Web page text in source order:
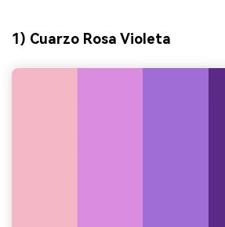
1) Cuarzo Rosa Violeta